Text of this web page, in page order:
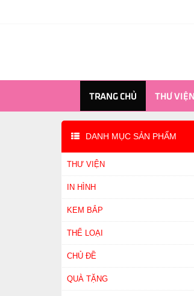
TRANG CHỦ THƯ VIỆN
DANH MỤC SẢN PHẨM
THƯ VIỆN
IN HÌNH
KEM BẮP
THỂ LOẠI
CHỦ ĐỀ
QUÀ TẶNG